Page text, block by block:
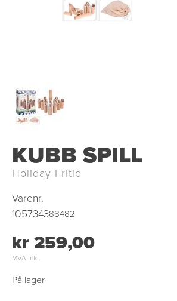
KUBB SPILL
Holiday Fritid
Varenr.
105734388482
kr 259,00
MVA inkl.
På lager